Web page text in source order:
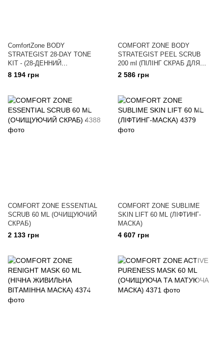
ComfortZone BODY
STRATEGIST 28-DAY TONE
KIT - (28-ДЕННИЙ
ТОНІЗУВАЛЬНИЙ НАБІР)
8 194 грн
COMFORT ZONE BODY
STRATEGIST PEEL SCRUB
200 ml (ПІЛІНГ СКРАБ ДЛЯ
ТІЛА ПОДВІЙНОЇ ДІЇ)
2 586 грн
COMFORT ZONE ESSENTIAL
SCRUB 60 ML (ОЧИЩУЮЧИЙ
СКРАБ)
2 133 грн
COMFORT ZONE SUBLIME
SKIN LIFT 60 ML (ЛІФТИНГ-
МАСКА)
4 607 грн